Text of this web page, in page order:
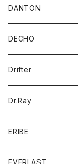
Tシャツ
パーカー
ブラウス
ウォレット
カードケース
バッグ
DANTON
アウター
コート
ジャケット
アクセサリー
バッグ
キッズ
シャツ
Tシャツ
グッズ
帽子
トップス
DECHO
帽子
Drifter
Dr.Ray
ERIBE
ニット
EVERLAST